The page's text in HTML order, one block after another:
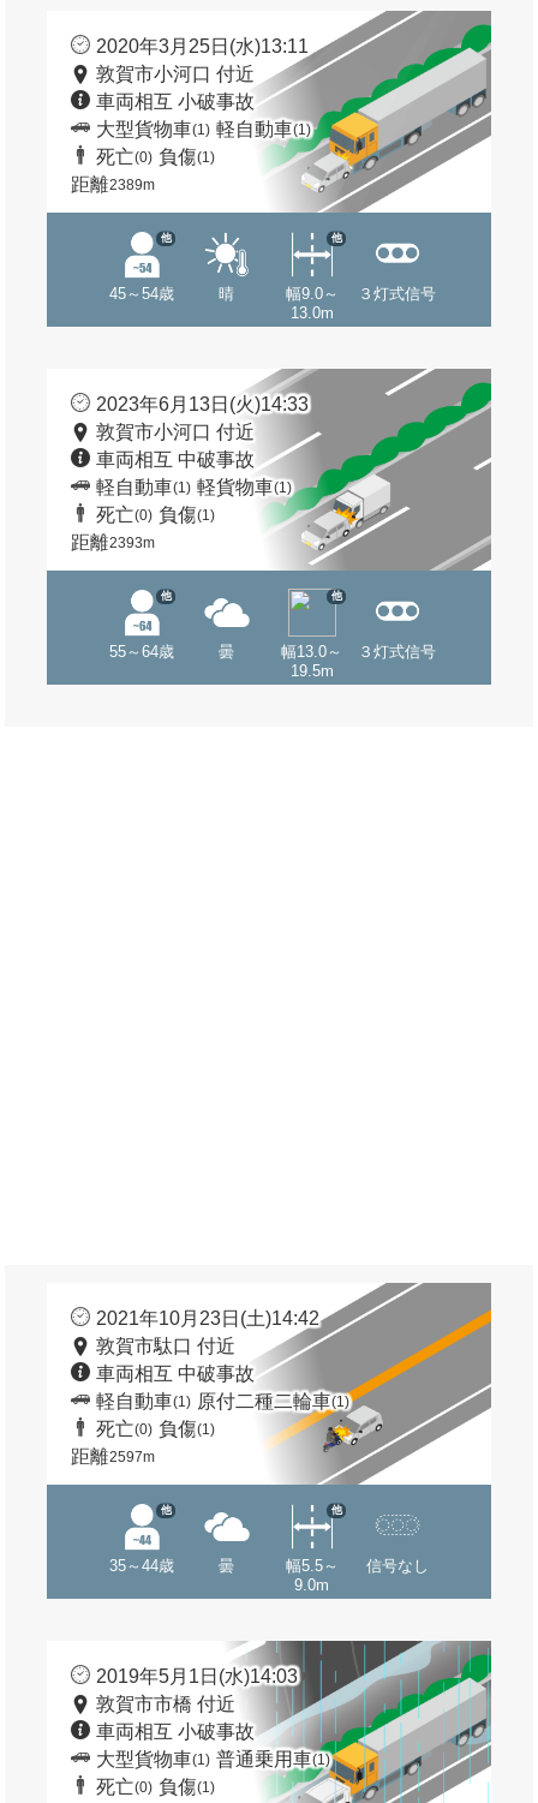
2020年3月25日(水)13:11
敦賀市小河口 付近
車両相互 小破事故
大型貨物車(1) 軽自動車(1)
死亡(0) 負傷(1)
距離2389m
45～54歳
他
晴
幅9.0～
13.0m
他
３灯式信号
2023年6月13日(火)14:33
敦賀市小河口 付近
車両相互 中破事故
軽自動車(1) 軽貨物車(1)
死亡(0) 負傷(1)
距離2393m
55～64歳
他
曇
幅13.0～
19.5m
他
３灯式信号
2021年10月23日(土)14:42
敦賀市駄口 付近
車両相互 中破事故
軽自動車(1) 原付二種二輪車(1)
死亡(0) 負傷(1)
距離2597m
35～44歳
他
曇
幅5.5～
9.0m
他
信号なし
2019年5月1日(水)14:03
敦賀市市橋 付近
車両相互 小破事故
大型貨物車(1) 普通乗用車(1)
死亡(0) 負傷(1)